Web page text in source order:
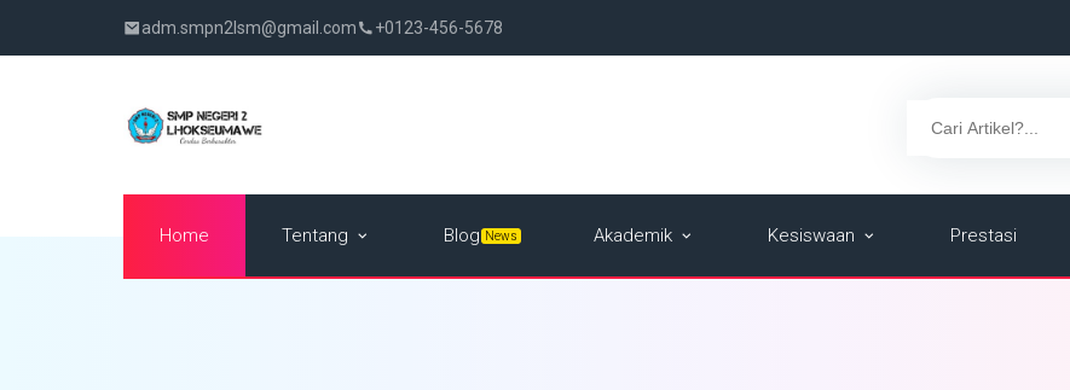
adm.smpn2lsm@gmail.com +0123-456-5678
Home Tentang Blog News Akademik Kesiswaan Prestasi